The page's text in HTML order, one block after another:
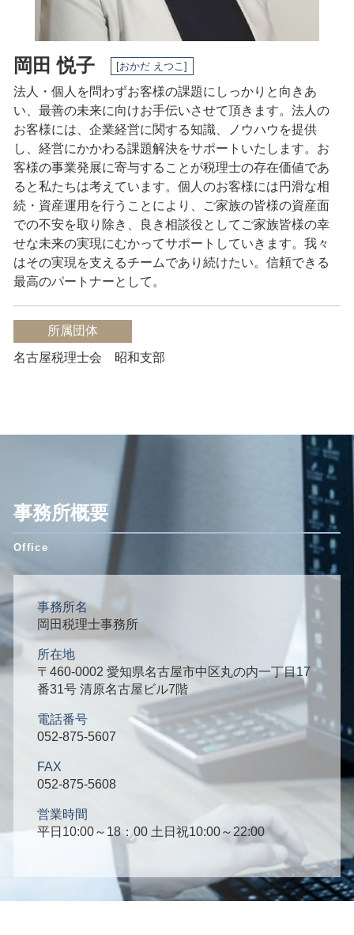
岡田 悦子 [おかだ えつこ]
法人・個人を問わずお客様の課題にしっかりと向きあ
い、最善の未来に向けお手伝いさせて頂きます。法人の
お客様には、企業経営に関する知識、ノウハウを提供
し、経営にかかわる課題解決をサポートいたします。 お
客様の事業発展に寄与することが税理士の存在価値であ
ると私たちは考えています。 個人のお客様には円滑な相
続・資産運用を行うことにより、ご家族の皆様の資産面
での不安を取り除き、良き相談役としてご家族皆様の幸
せな未来の実現にむかってサポートしていきます。 我々
はその実現を支えるチームであり続けたい。 信頼できる
最高のパートナーとして。
所属団体
名古屋税理士会 昭和支部
事務所概要
事務所名
岡田税理士事務所
所在地
〒460-0002 愛知県名古屋市中区丸の内一丁目17
番31号 清原名古屋ビル7階
電話番号
052-875-5607
FAX
052-875-5608
営業時間
平日10:00～18：00 土日祝10:00～22:00